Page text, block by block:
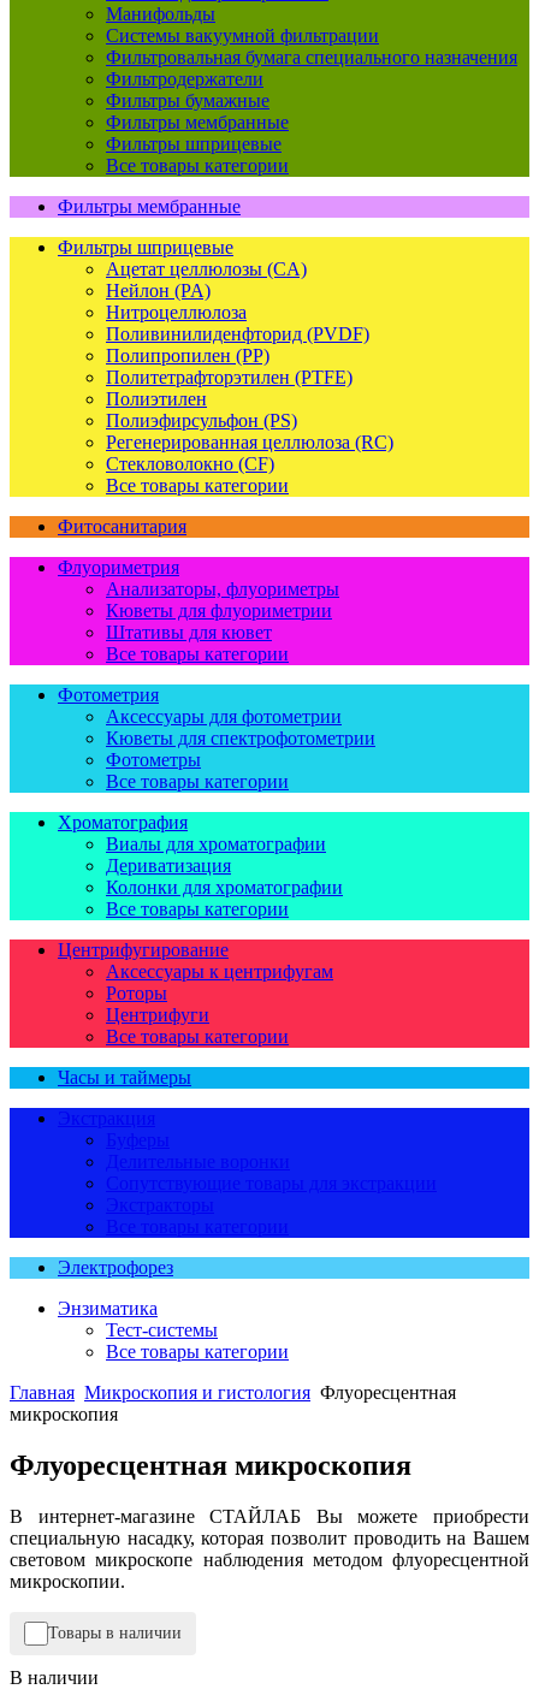
Манифольды
Системы вакуумной фильтрации
Фильтровальная бумага специального назначения
Фильтродержатели
Фильтры бумажные
Фильтры мембранные
Фильтры шприцевые
Все товары категории
Фильтры мембранные
Фильтры шприцевые
Ацетат целлюлозы (CA)
Нейлон (PA)
Нитроцеллюлоза
Поливинилиденфторид (PVDF)
Полипропилен (PP)
Политетрафторэтилен (PTFE)
Полиэтилен
Полиэфирсульфон (PS)
Регенерированная целлюлоза (RC)
Стекловолокно (CF)
Все товары категории
Фитосанитария
Флуориметрия
Анализаторы, флуориметры
Кюветы для флуориметрии
Штативы для кювет
Все товары категории
Фотометрия
Аксессуары для фотометрии
Кюветы для спектрофотометрии
Фотометры
Все товары категории
Хроматография
Виалы для хроматографии
Дериватизация
Колонки для хроматографии
Все товары категории
Центрифугирование
Аксессуары к центрифугам
Роторы
Центрифуги
Все товары категории
Часы и таймеры
Экстракция
Буферы
Делительные воронки
Сопутствующие товары для экстракции
Экстракторы
Все товары категории
Электрофорез
Энзиматика
Тест-системы
Все товары категории
Главная Микроскопия и гистология Флуоресцентная
микроскопия
Флуоресцентная микроскопия
В интернет-магазине СТАЙЛАБ Вы можете приобрести
специальную насадку, которая позволит проводить на Вашем
световом микроскопе наблюдения методом флуоресцентной
микроскопии.
Товары в наличии
В наличии